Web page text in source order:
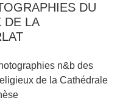
DU
DE LA
n&b des
de la Cathédrale